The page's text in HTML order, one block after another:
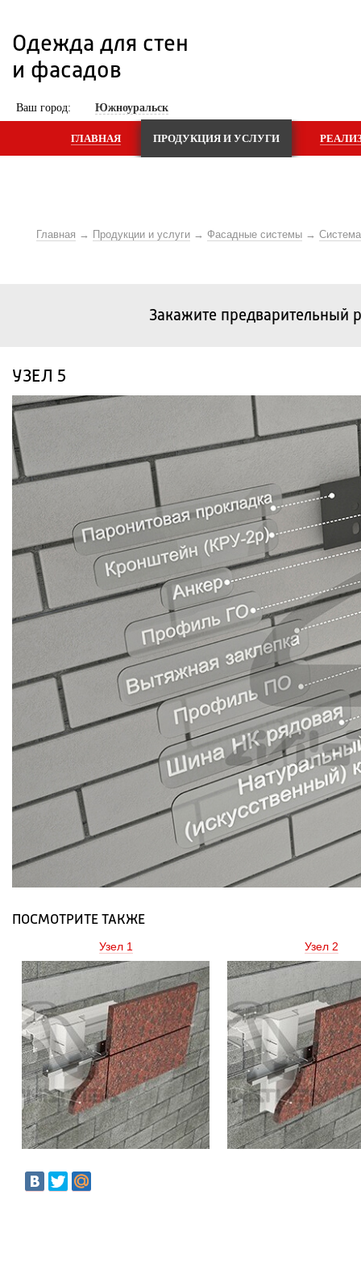
Одежда для стен
и фасадов
Ваш город: Южноуральск
ГЛАВНАЯ ПРОДУКЦИЯ И УСЛУГИ
Главная Продукции и услуги Фасадные системы
Закажите предварительный
УЗЕЛ 5
ПОСМОТРИТЕ ТАКЖЕ
Узел 1 Узел 2